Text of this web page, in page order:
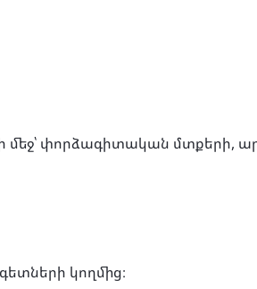
մեջ՝ փորձագիտական ​​​​մտքերի,
կողմից։